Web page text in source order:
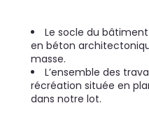
Le socle du
en béton
masse.
L’ensemble des
récréation située en
dans notre lot.